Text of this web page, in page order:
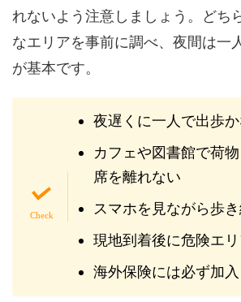
れないよう注意しましょう。どち
なエリアを事前に調べ、夜間は一
が基本です。
夜遅くに一人で出歩
カフェや図書館で荷
席を離れない
スマホを見ながら歩
現地到着後に危険エ
海外保険には必ず加入